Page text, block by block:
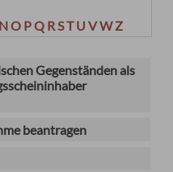
NO PQ RSTU VWZ
Gegenständen als
beantragen